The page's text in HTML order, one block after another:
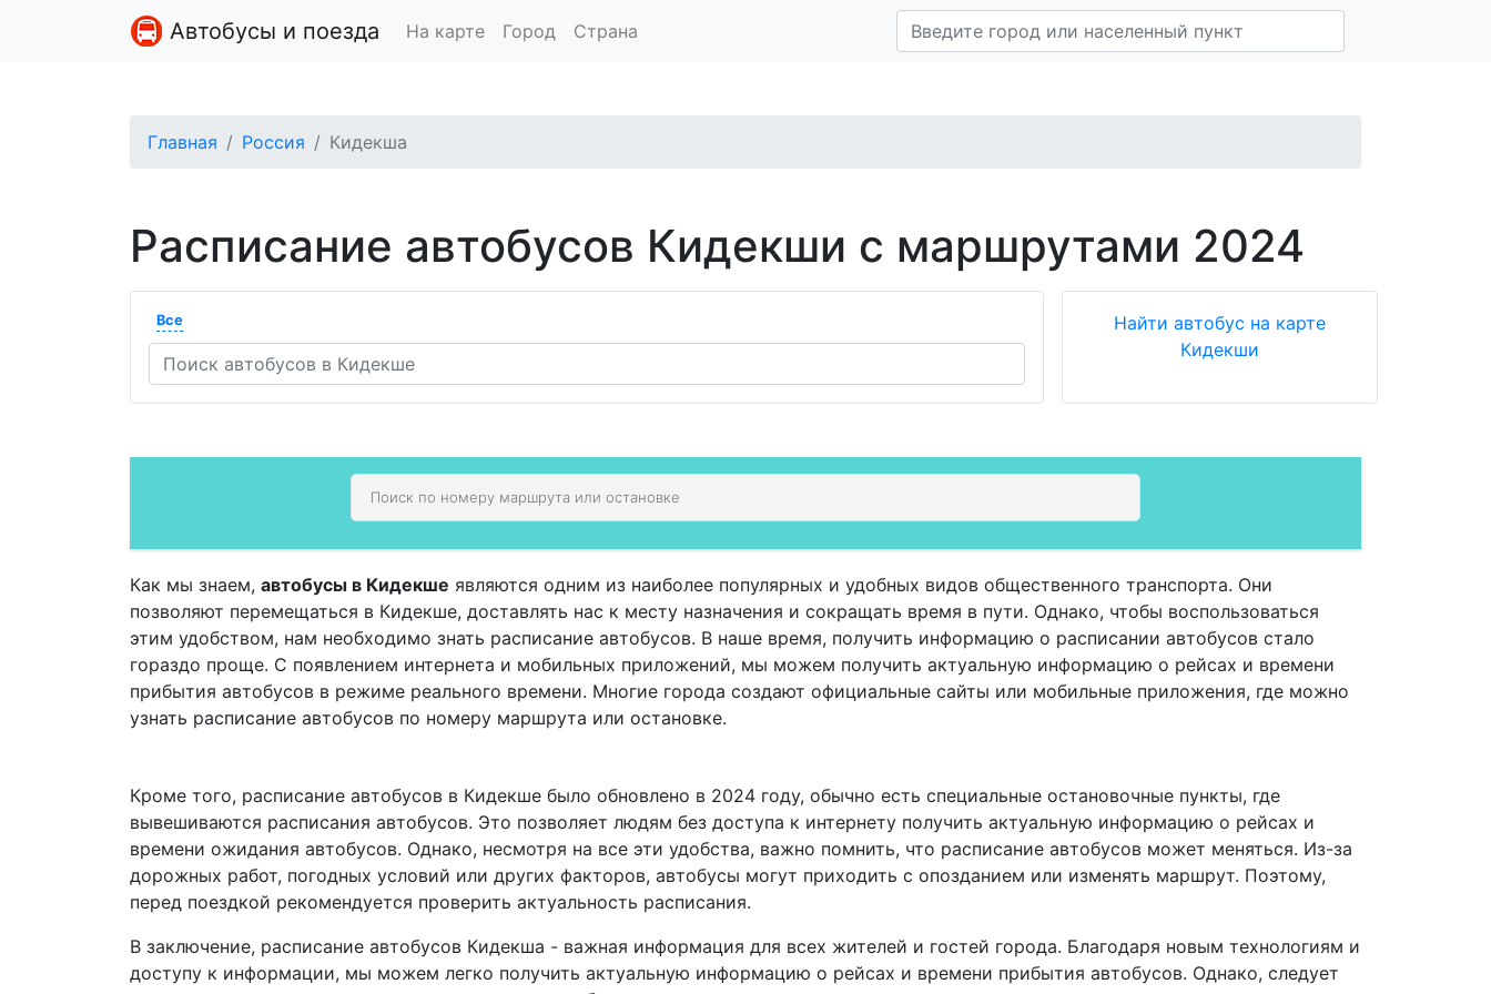
Автобусы и поезда На карте Город Страна
Главная Россия Кидекша
Расписание автобусов Кидекши с маршрутами 2024
Все
Найти автобус на карте
Кидекши
Как мы знаем, автобусы в Кидекше являются одним из наиболее популярных и удобных видов общественного транспорта. Они
позволяют перемещаться в Кидекше, доставлять нас к месту назначения и сокращать время в пути. Однако, чтобы воспользоваться
этим удобством, нам необходимо знать расписание автобусов. В наше время, получить информацию о расписании автобусов стало
гораздо проще. С появлением интернета и мобильных приложений, мы можем получить актуальную информацию о рейсах и времени
прибытия автобусов в режиме реального времени. Многие города создают официальные сайты или мобильные приложения, где можно
узнать расписание автобусов по номеру маршрута или остановке.
Кроме того, расписание автобусов в Кидекше было обновлено в 2024 году, обычно есть специальные остановочные пункты, где
вывешиваются расписания автобусов. Это позволяет людям без доступа к интернету получить актуальную информацию о рейсах и
времени ожидания автобусов. Однако, несмотря на все эти удобства, важно помнить, что расписание автобусов может меняться. Из-за
дорожных работ, погодных условий или других факторов, автобусы могут приходить с опозданием или изменять маршрут. Поэтому,
перед поездкой рекомендуется проверить актуальность расписания.
В заключение, расписание автобусов Кидекша - важная информация для всех жителей и гостей города. Благодаря новым технологиям и
доступу к информации, мы можем легко получить актуальную информацию о рейсах и времени прибытия автобусов. Однако, следует